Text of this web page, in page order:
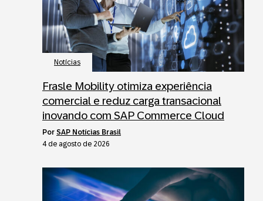
Notícias
Frasle Mobility otimiza experiência
comercial e reduz carga transacional
inovando com SAP Commerce Cloud
por SAP Notícias Brasil
4 de agosto de 2026